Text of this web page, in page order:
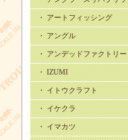
・ アートフィッシング
・ アングル
・ アンデッドファクトリー
・ IZUMI
・ イトウクラフト
・ イケクラ
・ イマカツ